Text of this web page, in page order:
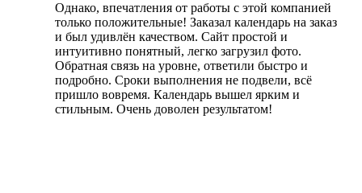
Однако, впечатления от работы с этой компанией
только положительные! Заказал календарь на заказ
и был удивлён качеством. Сайт простой и
интуитивно понятный, легко загрузил фото.
Обратная связь на уровне, ответили быстро и
подробно. Сроки выполнения не подвели, всё
пришло вовремя. Календарь вышел ярким и
стильным. Очень доволен результатом!